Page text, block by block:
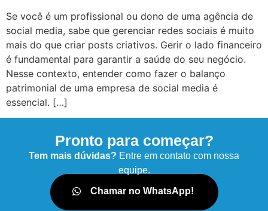
Se você é um profissional ou dono de uma agência de
social media, sabe que gerenciar redes sociais é muito
mais do que criar posts criativos. Gerir o lado financeiro
é fundamental para garantir a saúde do seu negócio.
Nesse contexto, entender como fazer o balanço
patrimonial de uma empresa de social media é
essencial. […]
Pronto para começar?
Tem mais dúvidas? Entre em contato com nossa
equipe.
Chamar no WhatsApp!